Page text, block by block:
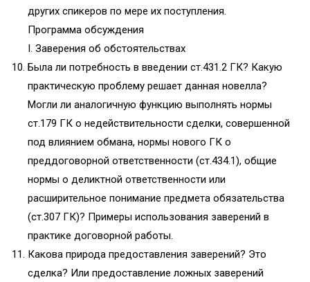
других спикеров по мере их поступления.
Программа обсуждения
I. Заверения об обстоятельствах
Была ли потребность в введении ст.431.2 ГК? Какую
практическую проблему решает данная новелла?
Могли ли аналогичную функцию выполнять нормы
ст.179 ГК о недействительности сделки, совершенной
под влиянием обмана, нормы нового ГК о
преддоговорной ответственности (ст.434.1), общие
нормы о деликтной ответственности или
расширительное понимание предмета обязательства
(ст.307 ГК)? Примеры использования заверений в
практике договорной работы.
Какова природа предоставления заверений? Это
сделка? Или предоставление ложных заверений